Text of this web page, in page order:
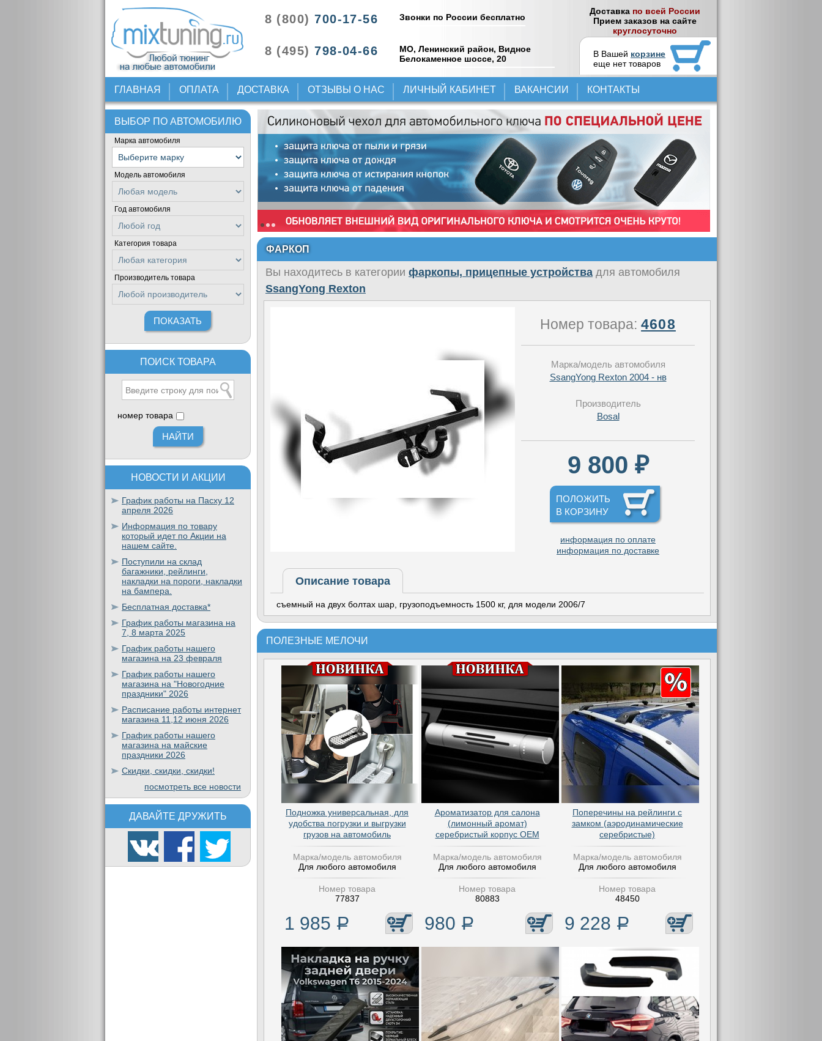
8 (800) 700-17-56
8 (495) 798-04-66
Звонки по России бесплатно
МО, Ленинский район, Видное
Белокаменное шоссе, 20
Доставка по всей России
Прием заказов на сайте
круглосуточно
В Вашей корзине
еще нет товаров
ГЛАВНАЯ ОПЛАТА ДОСТАВКА ОТЗЫВЫ О НАС ЛИЧНЫЙ КАБИНЕТ ВАКАНСИИ КОНТАКТЫ
ВЫБОР ПО АВТОМОБИЛЮ
Марка автомобиля
Модель автомобиля
Год автомобиля
Категория товара
Производитель товара
ПОИСК ТОВАРА
номер товара
НОВОСТИ И АКЦИИ
График работы на Пасху 12
апреля 2026
Информация по товару
который идет по Акции на
нашем сайте.
Поступили на склад
багажники, рейлинги,
накладки на пороги, накладки
на бампера.
Бесплатная доставка*
График работы магазина на
7, 8 марта 2025
График работы нашего
магазина на 23 февраля
График работы нашего
магазина на "Новогодние
праздники" 2026
Расписание работы интернет
магазина 11,12 июня 2026
График работы нашего
магазина на майские
праздники 2026
Скидки, скидки, скидки!
посмотреть все новости
ДАВАЙТЕ ДРУЖИТЬ
ФАРКОП
Вы находитесь в категории фаркопы, прицепные устройства для автомобиля
SsangYong Rexton
Номер товара:4608
Марка/модель автомобиля
SsangYong Rexton 2004 - нв
Производитель
Bosal
9 800 ₽
ПОЛОЖИТЬ
В КОРЗИНУ
информация по оплате
информация по доставке
Описание товара
съемный на двух болтах шар, грузоподъемность 1500 кг, для модели 2006/7
ПОЛЕЗНЫЕ МЕЛОЧИ
Подножка универсальная, для
удобства погрузки и выгрузки
грузов на автомобиль
Марка/модель автомобиля
Для любого автомобиля
Номер товара
77837
1 985 Р
Ароматизатор для салона
(лимонный аромат)
серебристый корпус OEM
Марка/модель автомобиля
Для любого автомобиля
Номер товара
80883
980 Р
Поперечины на рейлинги с
замком (аэродинамические
серебристые)
Марка/модель автомобиля
Для любого автомобиля
Номер товара
48450
9 228 Р